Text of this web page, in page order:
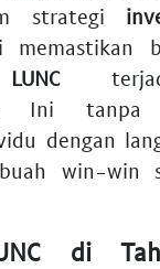
strategi
memastikan
Ini tanpa
dengan
win-win
di